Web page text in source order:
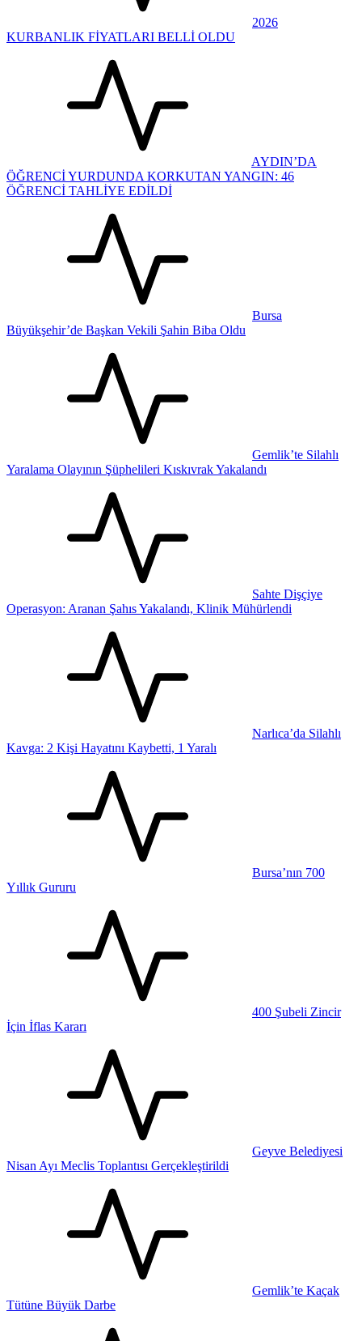
2026
KURBANLIK FİYATLARI BELLİ OLDU
AYDIN’DA
ÖĞRENCİ YURDUNDA KORKUTAN YANGIN: 46
ÖĞRENCİ TAHLİYE EDİLDİ
Bursa
Büyükşehir’de Başkan Vekili Şahin Biba Oldu
Gemlik’te Silahlı
Yaralama Olayının Şüphelileri Kıskıvrak Yakalandı
Sahte Dişçiye
Operasyon: Aranan Şahıs Yakalandı, Klinik Mühürlendi
Narlıca’da Silahlı
Kavga: 2 Kişi Hayatını Kaybetti, 1 Yaralı
Bursa’nın 700
Yıllık Gururu
400 Şubeli Zincir
İçin İflas Kararı
Geyve Belediyesi
Nisan Ayı Meclis Toplantısı Gerçekleştirildi
Gemlik’te Kaçak
Tütüne Büyük Darbe